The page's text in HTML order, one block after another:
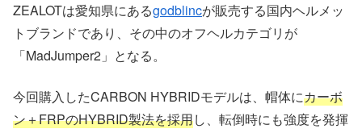
ZEALOTは愛知県にあるgodblincが販売する国内ヘルメッ
トブランドであり、その中のオフヘルカテゴリが
「MadJumper2」となる。
今回購入したCARBON HYBRIDモデルは、帽体にカーボ
ン＋FRPのHYBRID製法を採用し、転倒時にも強度を発揮